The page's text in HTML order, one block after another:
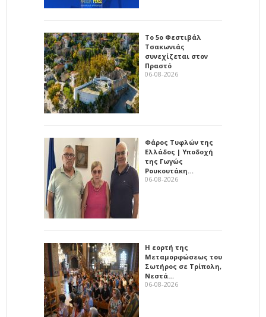
Το 5ο Φεστιβάλ
Τσακωνιάς
συνεχίζεται στον
Πραστό
06-08-2026
Φάρος Τυφλών της
Ελλάδος | Υποδοχή
της Γωγώς
Ρουκουτάκη…
06-08-2026
Η εορτή της
Μεταμορφώσεως του
Σωτήρος σε Τρίπολη,
Νεστά…
06-08-2026